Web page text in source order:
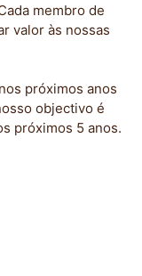
membro de
valor às nossas
próximos anos
objectivo é
próximos 5 anos.